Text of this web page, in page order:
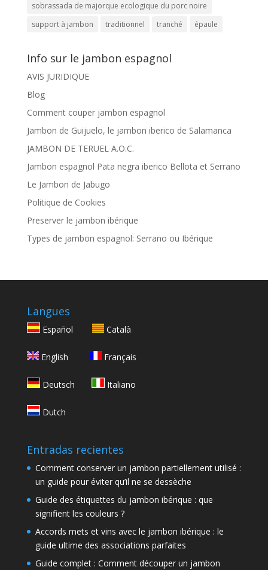
sobrassada de majorque ecologique du porc noire
support à jambon
traditionnel tranché épaule
Info sur le jambon espagnol
AVIS JURIDIQUE
Blog
Comment couper jambon espagnol
Jambon de Guijuelo, le jambon iberico de Salamanca
JAMBON DE TERUEL A.O.C.
Jambon espagnol Pata negra iberico Bellota et Serrano
Le Jambon de Jabugo
Politique de Cookies
Preserver le jambon ibérique
Types de jambon espagnol: Serrano ou Ibérique
Langues
Español Català
English Français
Deutsch Italiano
Dutch
Entradas recientes
Comment conserver un jambon partiellement utilisé :
un guide pour éviter qu’il ne se dessèche
Guide des étiquettes du jambon ibérique : que
signifient les couleurs ?
Accords mets et vins avec le jambon ibérique : le
guide ultime des associations parfaites
Guide complet : Comment découper un jambon